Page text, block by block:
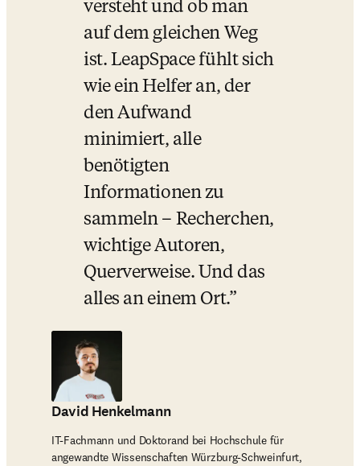
versteht und ob man
auf dem gleichen Weg
ist. LeapSpace fühlt sich
wie ein Helfer an, der
den Aufwand
minimiert, alle
benötigten
Informationen zu
sammeln – Recherchen,
wichtige Autoren,
Querverweise. Und das
alles an einem Ort.
David Henkelmann
IT-Fachmann und Doktorand bei Hochschule für
angewandte Wissenschaften Würzburg-Schweinfurt,